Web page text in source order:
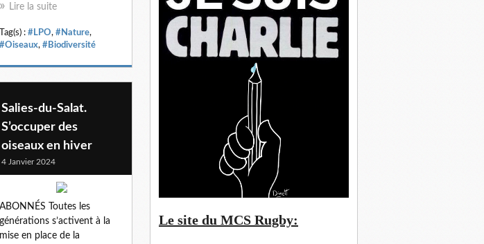
Lire la suite
Tag(s) : #LPO, #Nature,
#Oiseaux, #Biodiversité
Salies-du-Salat.
S’occuper des
oiseaux en hiver
4 Janvier 2024
ABONNÉS Toutes les
générations s’activent à la
mise en place de la
Le site du MCS Rugby: